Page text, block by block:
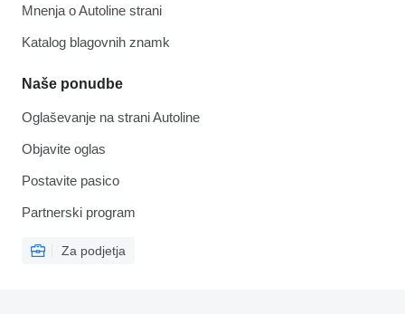
Mnenja o Autoline strani
Katalog blagovnih znamk
Naše ponudbe
Oglaševanje na strani Autoline
Objavite oglas
Postavite pasico
Partnerski program
Za podjetja